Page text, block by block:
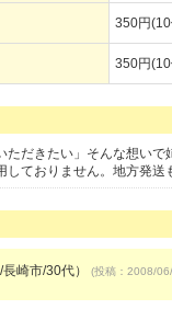
350円
350円
ただきたい」そんな想い
ておりません。地方発送
崎市/30代） (投稿：2008/